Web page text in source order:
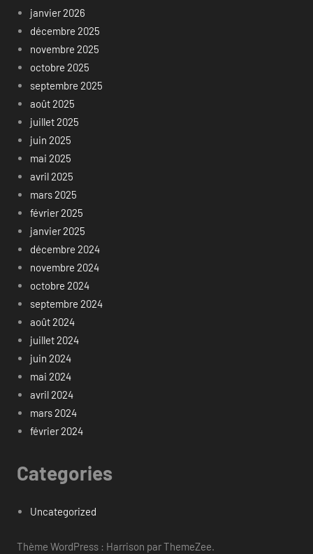
janvier 2026
décembre 2025
novembre 2025
octobre 2025
septembre 2025
août 2025
juillet 2025
juin 2025
mai 2025
avril 2025
mars 2025
février 2025
janvier 2025
décembre 2024
novembre 2024
octobre 2024
septembre 2024
août 2024
juillet 2024
juin 2024
mai 2024
avril 2024
mars 2024
février 2024
Categories
Uncategorized
Thème WordPress : Harrison par ThemeZee.